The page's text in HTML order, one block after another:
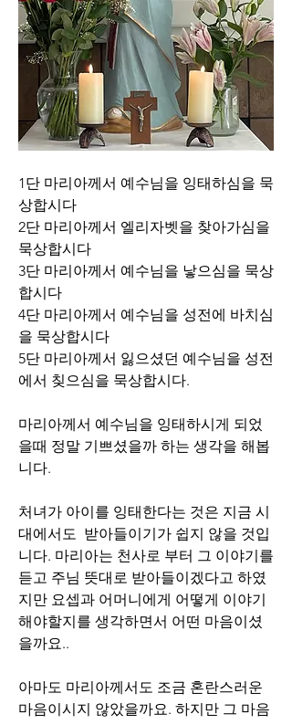
1단 마리아께서 예수님을 잉태하심을 묵
상합시다
2단 마리아께서 엘리자벳을 찾아가심을
묵상합시다
3단 마리아께서 예수님을 낳으심을 묵상
합시다
4단 마리아께서 예수님을 성전에 바치심
을 묵상합시다
5단 마리아께서 잃으셨던 예수님을 성전
에서 칮으심을 묵상합시다.
마리아께서 예수님을 잉태하시게 되었
을때 정말 기쁘셨을까 하는 생각을 해봅
니다.
처녀가 아이를 잉태한다는 것은 지금 시
대에서도  받아들이기가 쉽지 않을 것입
니다. 마리아는 천사로 부터 그 이야기를
듣고 주님 뜻대로 받아들이겠다고 하였
지만 요셉과 어머니에게 어떻게 이야기
해야할지를 생각하면서 어떤 마음이셨
을까요..
아마도 마리아께서도 조금 혼란스러운
마음이시지 않았을까요. 하지만 그 마음